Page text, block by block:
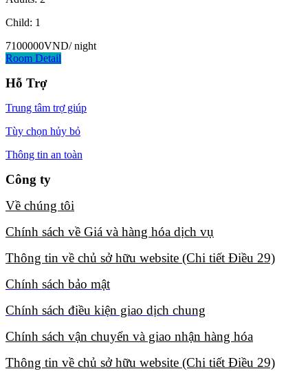
Child: 1
7100000VND/ night
Room Detail
Hỗ Trợ
Trung tâm trợ giúp
Tùy chọn hủy bỏ
Thông tin an toàn
Công ty
Về chúng tôi​
Chính sách về Giá và hàng hóa dịch vụ​
Thông tin về chủ sở hữu website (Chi tiết Điều 29)​
Chính sách bảo mật​
Chính sách điều kiện giao dịch chung​
Chính sách vận chuyển và giao nhận hàng hóa​
Thông tin về chủ sở hữu website (Chi tiết Điều 29)​